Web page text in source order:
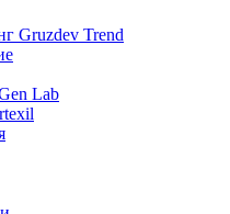
Gruzdev Trend
Lab